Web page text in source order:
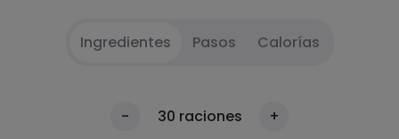
Ingredientes Pasos Calorías
- 30 raciones +
Poner las avellanas en un vaso batidor y batir
hasta conseguir textura deseada